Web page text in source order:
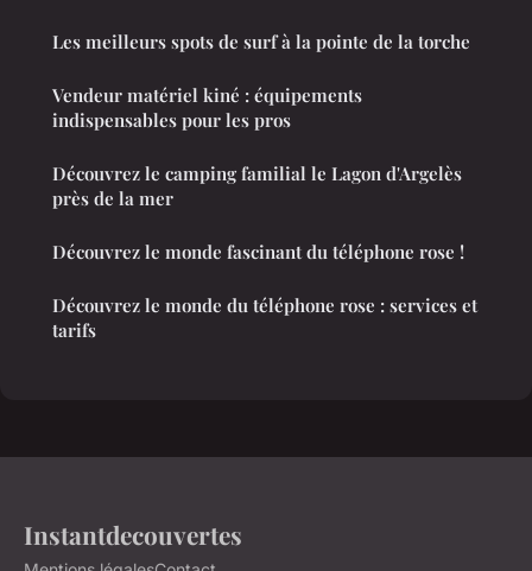
Les meilleurs spots de surf à la pointe de la torche
Vendeur matériel kiné : équipements
indispensables pour les pros
Découvrez le camping familial le Lagon d'Argelès
près de la mer
Découvrez le monde fascinant du téléphone rose !
Découvrez le monde du téléphone rose : services et
tarifs
Instantdecouvertes